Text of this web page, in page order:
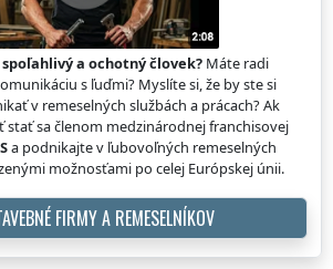
a ochotný človek? Máte radi
s ľuďmi? Myslíte si, že by ste si
v remeselných službách a prácach? Ak
stať sa členom medzinárodnej franchisovej
a podnikajte v ľubovoľných remeselných
možnosťami po celej Európskej únii.
FIRMY A REMESELNÍKOV